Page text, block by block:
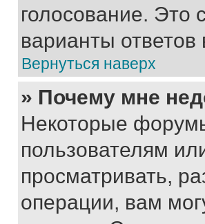
голосование. Это
варианты
Вернуться наверх
» Почему мне
Некоторые
пользователям
просматривать,
операции, вам